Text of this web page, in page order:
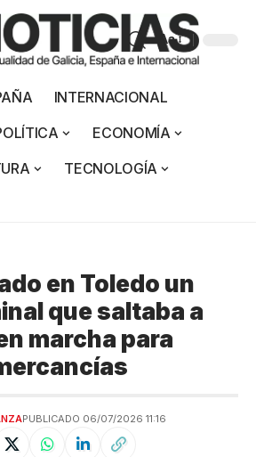
Aa
INTERNACIONAL
ECONOMÍA
TECNOLOGÍA
en Toledo un
que saltaba a
marcha para
PUBLICADO 06/07/2026 11:16